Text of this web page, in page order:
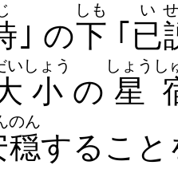
｣ の下
しも
｢已
い
い
小
しょう
の 星
しょうし
穏
のん
すること